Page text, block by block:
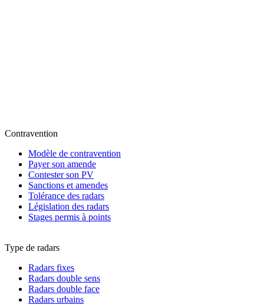
Contravention
Modèle de contravention
Payer son amende
Contester son PV
Sanctions et amendes
Tolérance des radars
Législation des radars
Stages permis à points
Type de radars
Radars fixes
Radars double sens
Radars double face
Radars urbains